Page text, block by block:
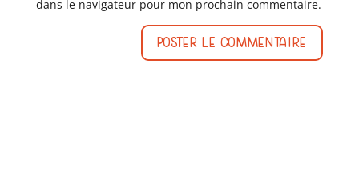
dans le navigateur pour mon prochain commentaire.